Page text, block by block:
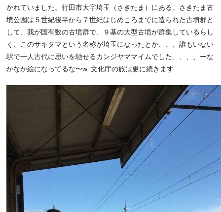
かれていました。行田市大字埼玉（さきたま）にある、さきたま古
墳公園は５世紀後半から７世紀はじめころまでに造られた古墳群と
して、我が国有数の古墳群で、９基の大型古墳が群集しているらし
く、このサキタマという名称が埼玉になったとか、、、誰もいない
駅で一人古代に思いを馳せるカンジヤママイムでした、、、、ーな
かなか絵になってるな〜w. 文化庁の旅は更に続きます